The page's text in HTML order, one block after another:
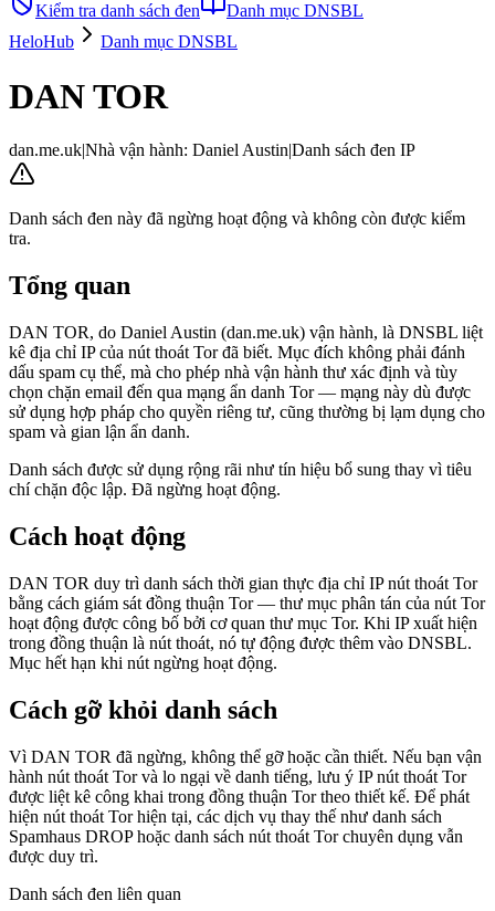
Kiểm tra danh sách đen
Danh mục DNSBL
HeloHub
Danh mục DNSBL
DAN TOR
dan.me.uk|Nhà vận hành: Daniel Austin|Danh sách đen IP
Danh sách đen này đã ngừng hoạt động và không còn được kiểm
tra.
Tổng quan
DAN TOR, do Daniel Austin (dan.me.uk) vận hành, là DNSBL liệt
kê địa chỉ IP của nút thoát Tor đã biết. Mục đích không phải đánh
dấu spam cụ thể, mà cho phép nhà vận hành thư xác định và tùy
chọn chặn email đến qua mạng ẩn danh Tor — mạng này dù được
sử dụng hợp pháp cho quyền riêng tư, cũng thường bị lạm dụng cho
spam và gian lận ẩn danh.
Danh sách được sử dụng rộng rãi như tín hiệu bổ sung thay vì tiêu
chí chặn độc lập. Đã ngừng hoạt động.
Cách hoạt động
DAN TOR duy trì danh sách thời gian thực địa chỉ IP nút thoát Tor
bằng cách giám sát đồng thuận Tor — thư mục phân tán của nút Tor
hoạt động được công bố bởi cơ quan thư mục Tor. Khi IP xuất hiện
trong đồng thuận là nút thoát, nó tự động được thêm vào DNSBL.
Mục hết hạn khi nút ngừng hoạt động.
Cách gỡ khỏi danh sách
Vì DAN TOR đã ngừng, không thể gỡ hoặc cần thiết. Nếu bạn vận
hành nút thoát Tor và lo ngại về danh tiếng, lưu ý IP nút thoát Tor
được liệt kê công khai trong đồng thuận Tor theo thiết kế. Để phát
hiện nút thoát Tor hiện tại, các dịch vụ thay thế như danh sách
Spamhaus DROP hoặc danh sách nút thoát Tor chuyên dụng vẫn
được duy trì.
Danh sách đen liên quan